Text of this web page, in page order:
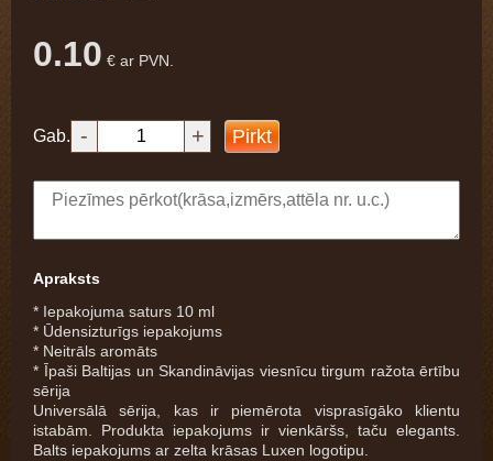
0.10 € ar PVN.
Gab. - + Pirkt
Apraksts
* Iepakojuma saturs 10 ml
* Ūdensizturīgs iepakojums
* Neitrāls aromāts
* Īpaši Baltijas un Skandināvijas viesnīcu tirgum ražota ērtību
sērija
Universālā sērija, kas ir piemērota visprasīgāko klientu
istabām. Produkta iepakojums ir vienkāršs, taču elegants.
Balts iepakojums ar zelta krāsas Luxen logotipu.